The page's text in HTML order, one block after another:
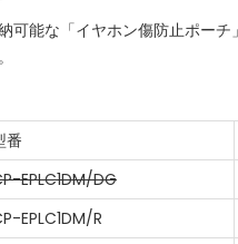
可能な「イヤホン傷防止ポー
番
EPLC1DM/DG
EPLC1DM/R